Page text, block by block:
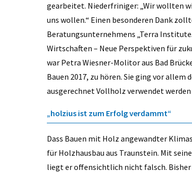
gearbeitet. Niederfriniger: „Wir wollten
uns wollen.“ Einen besonderen Dank
Beratungsunternehmens „Terra
Wirtschaften – Neue Perspektiven für
war Petra Wiesner-Molitor aus Bad
Bauen 2017, zu hören. Sie ging vor
ausgerechnet Vollholz verwendet
„holzius ist zum Erfolg verdammt“
Dass Bauen mit Holz angewandter
für Holzhausbau aus Traunstein. Mit
liegt er offensichtlich nicht falsch.